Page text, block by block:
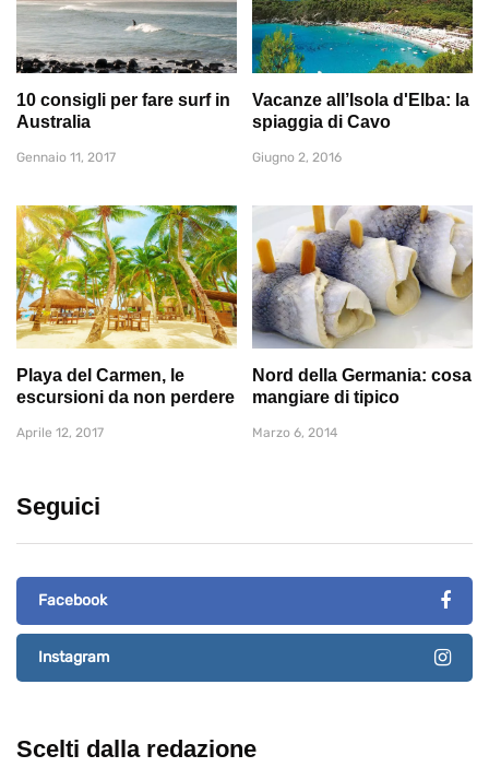
10 consigli per fare surf in
Australia
Gennaio 11, 2017
Vacanze all’Isola d'Elba: la
spiaggia di Cavo
Giugno 2, 2016
Playa del Carmen, le
escursioni da non perdere
Aprile 12, 2017
Nord della Germania: cosa
mangiare di tipico
Marzo 6, 2014
Seguici
Facebook
Instagram
Scelti dalla redazione